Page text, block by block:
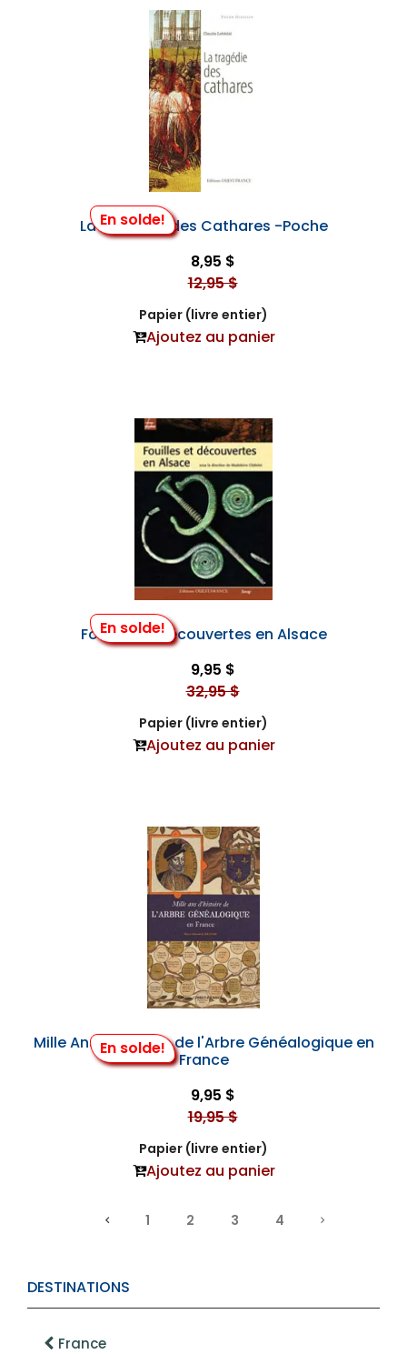
DESTINATIONS
France
En solde!
La Tragédie des Cathares -Poche
8,95 $
12,95 $
Papier (livre entier)
Ajoutez au panier
En solde!
Fouilles et Découvertes en Alsace
9,95 $
32,95 $
Papier (livre entier)
Ajoutez au panier
En solde!
Mille Ans d'Histoire de l'Arbre Généalogique en
France
9,95 $
19,95 $
Papier (livre entier)
Ajoutez au panier
1 2 3 4